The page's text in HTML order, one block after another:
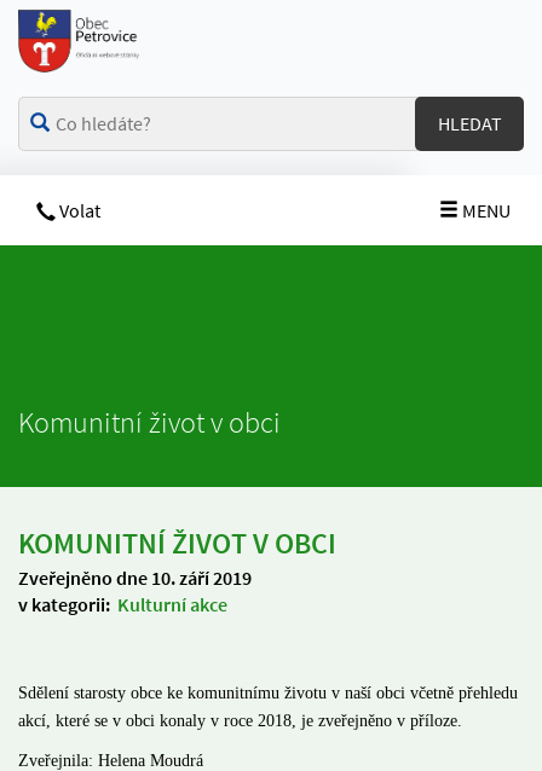
HLEDAT
MENU
Volat
Komunitní život v obci
KOMUNITNÍ ŽIVOT V OBCI
Zveřejněno dne 10. září 2019
v kategorii: Kulturní akce
Sdělení starosty obce ke komunitnímu životu v naší obci včetně přehledu
akcí, které se v obci konaly v roce 2018, je zveřejněno v příloze.
Zveřejnila: Helena Moudrá